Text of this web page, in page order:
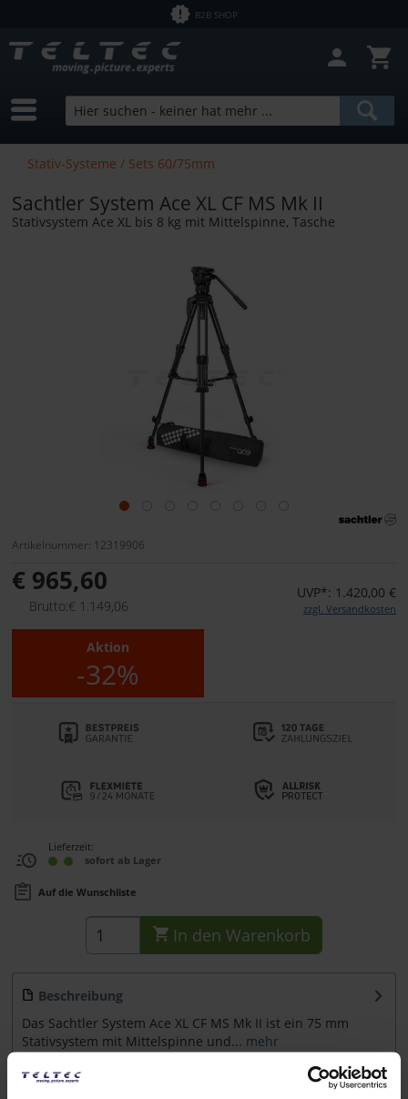
B2B SHOP
Stativ-Systeme / Sets 60/75mm
Sachtler System Ace XL CF MS Mk II
Stativsystem Ace XL bis 8 kg mit Mittelspinne, Tasche
Artikelnummer: 12319906
€ 965,60
Brutto:€ 1.149,06
UVP*: 1.420,00 €
zzgl. Versandkosten
Aktion
-32%
Lieferzeit:
sofort ab Lager
Auf die Wunschliste
In den Warenkorb
Beschreibung
Das Sachtler System Ace XL CF MS Mk II ist ein 75 mm
Stativsystem mit Mittelspinne und... mehr
Zubehör
Sofort lieferbar
Hersteller
von 0,01 € bis 5900,00 €